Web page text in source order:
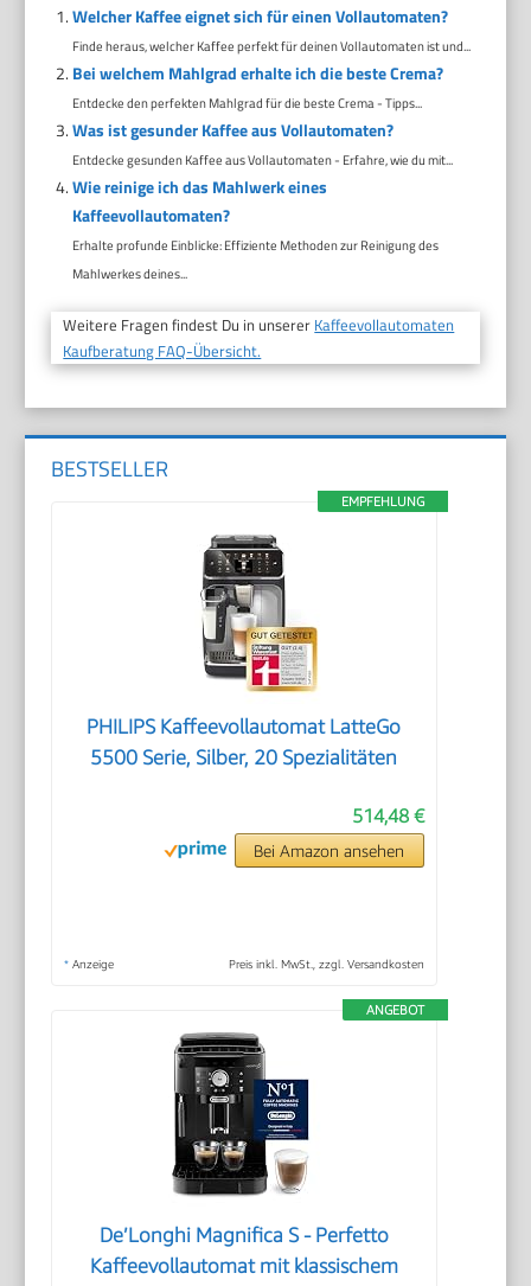
Welcher Kaffee eignet sich für einen Vollautomaten?
Finde heraus, welcher Kaffee perfekt für deinen Vollautomaten ist und...
Bei welchem Mahlgrad erhalte ich die beste Crema?
Entdecke den perfekten Mahlgrad für die beste Crema - Tipps...
Was ist gesunder Kaffee aus Vollautomaten?
Entdecke gesunden Kaffee aus Vollautomaten - Erfahre, wie du mit...
Wie reinige ich das Mahlwerk eines
Kaffeevollautomaten?
Erhalte profunde Einblicke: Effiziente Methoden zur Reinigung des
Mahlwerkes deines...
Weitere Fragen findest Du in unserer Kaffeevollautomaten
Kaufberatung FAQ-Übersicht.
BESTSELLER
EMPFEHLUNG
PHILIPS Kaffeevollautomat LatteGo
5500 Serie, Silber, 20 Spezialitäten
514,48 €
Bei Amazon ansehen
* Anzeige Preis inkl. MwSt., zzgl. Versandkosten
ANGEBOT
De’Longhi Magnifica S - Perfetto
Kaffeevollautomat mit klassischem